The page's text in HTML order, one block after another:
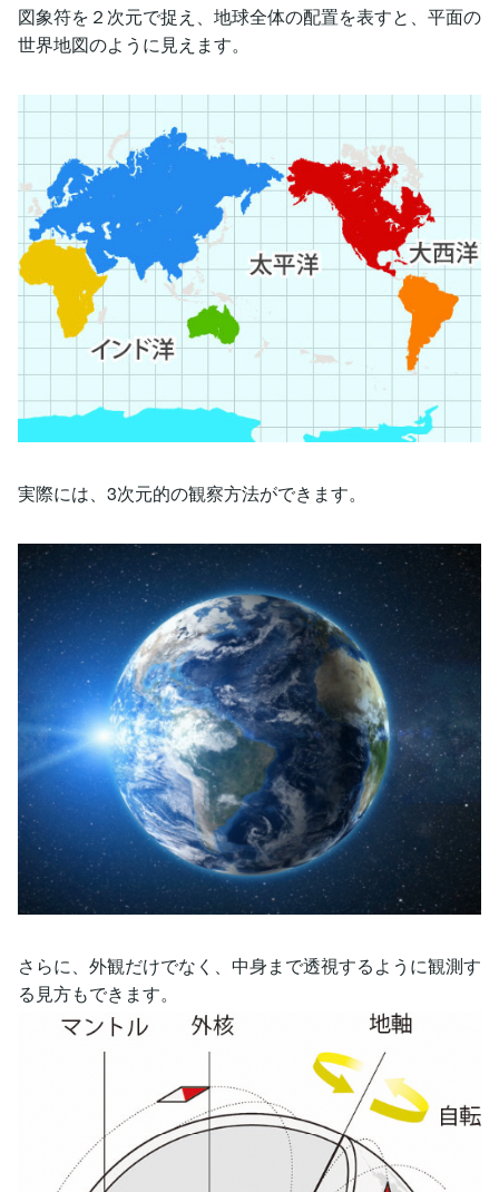
図象符を２次元で捉え、地球全体の配置を表すと、平面の
世界地図のように見えます。
実際には、3次元的の観察方法ができます。
さらに、外観だけでなく、中身まで透視するように観測す
る見方もできます。